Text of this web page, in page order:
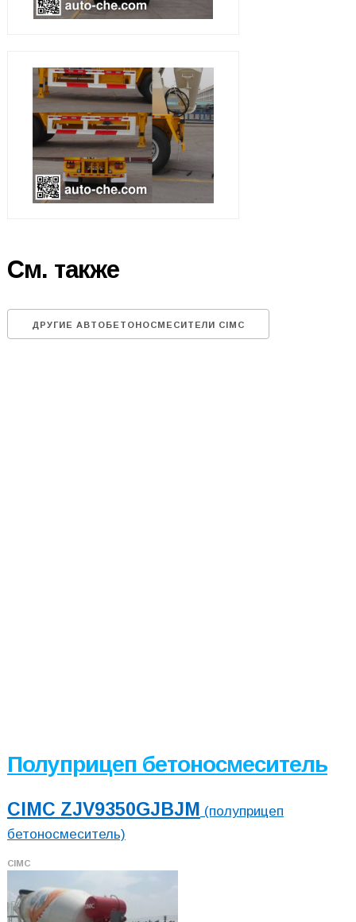
См. также
ДРУГИЕ АВТОБЕТОНОСМЕСИТЕЛИ CIMC
Полуприцеп бетоносмеситель
CIMC ZJV9350GJBJM (полуприцеп
бетоносмеситель)
CIMC